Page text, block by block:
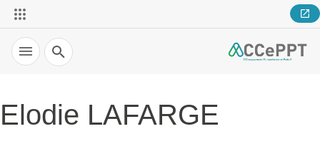
Recherche
Elodie LAFARGE